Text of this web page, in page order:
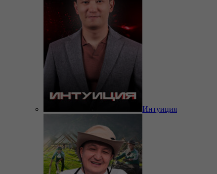
Интуиция